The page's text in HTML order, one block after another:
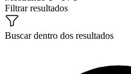
Filtrar resultados
Buscar dentro dos resultados